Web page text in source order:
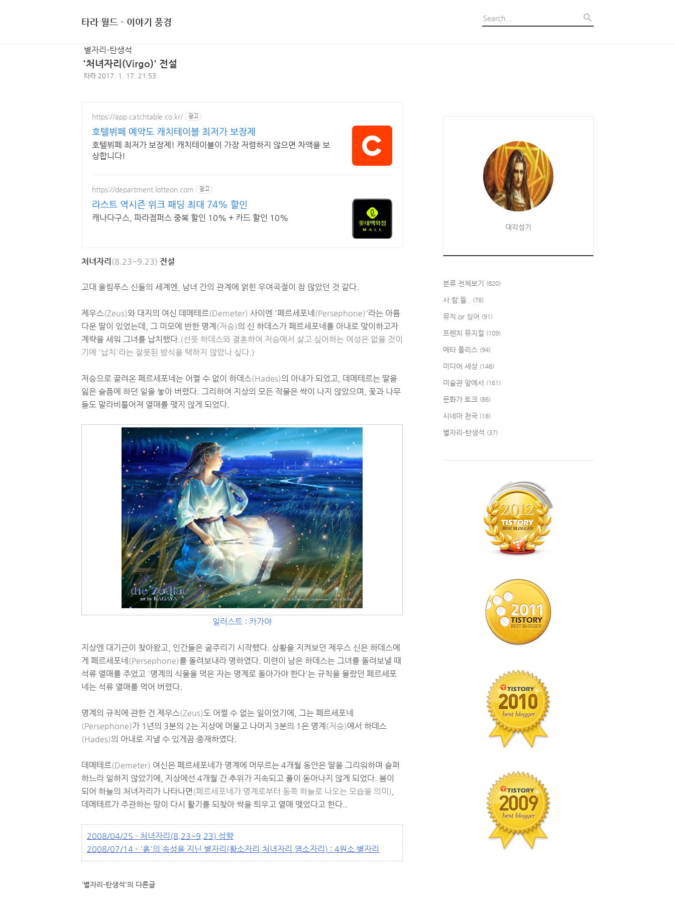
타라 월드 - 이야기 풍경
별자리-탄생석
'처녀자리(Virgo)' 전설
타라 2017. 1. 17. 21:53
https://app.catchtable.co.kr/ 광고
호텔뷔페 예약도 캐치테이블 최저가 보장제
호텔뷔페 최저가 보장제! 캐치테이블이 가장 저렴하지 않으면 차액을 보
상합니다!
https://department.lotteon.com 광고
라스트 역시즌 위크 패딩 최대 74% 할인
캐나다구스, 파라점퍼스 중복 할인 10% + 카드 할인 10%
처녀자리 (8.23~9.23) 전설
고대 올림푸스 신들의 세계엔, 남녀 간의 관계에 얽힌 우여곡절이 참 많았던 것 같다.
제우스(Zeus)와 대지의 여신 데메테르(Demeter) 사이엔 '페르세포네 (Persephone)'라는 아름
다운 딸이 있었는데, 그 미모에 반한 명계 (저승)의 신 하데스가 페르세포네를 아내로 맞이하고자
계략을 세워 그녀를 납치했다.(선뜻 하데스와 결혼하여 저승에서 살고 싶어하는 여성은 없을 것이
기에 '납치'라는 잘못된 방식을 택하지 않았나 싶다.)
저승으로 끌려온 페르세포네는 어쩔 수 없이 하데스(Hades)의 아내가 되었고, 데메테르는 딸을
잃은 슬픔에 하던 일을 놓아 버렸다. 그리하여 지상의 모든 작물은 싹이 나지 않았으며, 꽃과 나무
들도 말라비틀어져 열매를 맺지 않게 되었다.
일러스트 : 카가야
지상엔 대기근이 찾아왔고, 인간들은 굶주리기 시작했다. 상황을 지켜보던 제우스 신은 하데스에
게 페르세포네 (Persephone)를 돌려보내라 명하였다. 미련이 남은 하데스는 그녀를 돌려보낼 때
석류 열매를 주었고 '명계의 식물을 먹은 자는 명계로 돌아가야 한다'는 규칙을 몰랐던 페르세포
네는 석류 열매를 먹어 버렸다.
명계의 규칙에 관한 건 제우스(Zeus)도 어쩔 수 없는 일이었기에, 그는 페르세포네
(Persephone)가 1년의 3분의 2는 지상에 머물고 나머지 3분의 1은 명계 (저승)에서 하데스
(Hades)의 아내로 지낼 수 있게끔 중재하였다.
데메테르(Demeter) 여신은 페르세포네가 명계에 머무르는 4개월 동안은 딸을 그리워하며 슬퍼
하느라 일하지 않았기에, 지상에선 4개월 간 추위가 지속되고 풀이 돋아나지 않게 되었다. 봄이
되어 하늘의 처녀자리가 나타나면 (페르세포네가 명계로부터 동쪽 하늘로 나오는 모습을 의미)
데메테르가 주관하는 땅이 다시 활기를 되찾아 싹을 틔우고 열매 맺었다고 한다..
2008/04/25 - 처녀자리(8.23~9.23) 성향
2008/07/14 - '흙'의 속성을 지닌 별자리(황소자리,처녀자리,염소자리) : 4원소 별자리
'별자리-탄생석'의 다른글
대각성기
분류 전체보기 (820)
사.람.들.. (78)
뮤직 or 싱어 (91)
프렌치 뮤지컬 (109)
메타 폴리스 (94)
미디어 세상 (146)
미술관 앞에서 (161)
문화가 토크 (86)
시네마 천국 (18)
별자리-탄생석 (37)